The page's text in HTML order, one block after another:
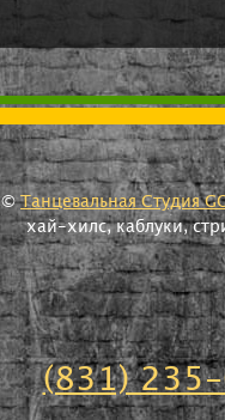
©Танцевальная Студия
хай-хилс, каблуки,
(831)